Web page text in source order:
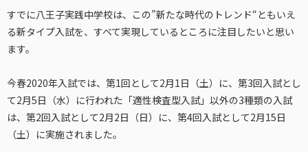
すでに八王子実践中学校は、この”新たな時代のトレンド“ともいえ
る新タイプ入試を、すべて実現しているところに注目したいと思い
ます。
今春2020年入試では、第1回として2月1日（土）に、第3回入試とし
て2月5日（水）に行われた「適性検査型入試」以外の3種類の入試
は、第2回入試として2月2日（日）に、第4回入試として2月15日
（土）に実施されました。